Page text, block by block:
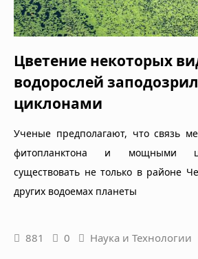
Цветение некоторых
водорослей
циклонами
Ученые предполагают, что связь
фитопланктона и мощными
существовать не только в районе
других водоемах планеты
881 0 Наука и Технологии